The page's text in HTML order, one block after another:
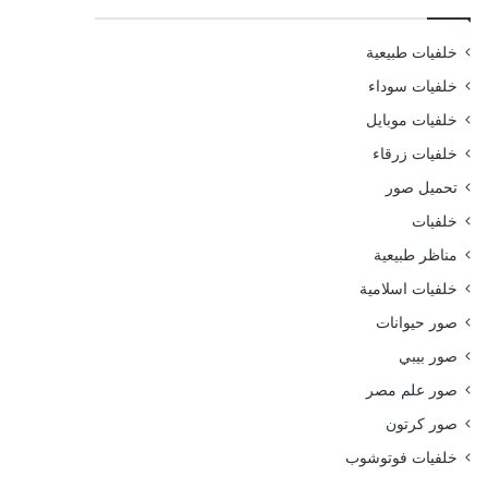
خلفيات طبيعية
خلفيات سوداء
خلفيات موبايل
خلفيات زرقاء
تحميل صور
خلفيات
مناظر طبيعية
خلفيات اسلامية
صور حيوانات
صور بيبي
صور علم مصر
صور كرتون
خلفيات فوتوشوب